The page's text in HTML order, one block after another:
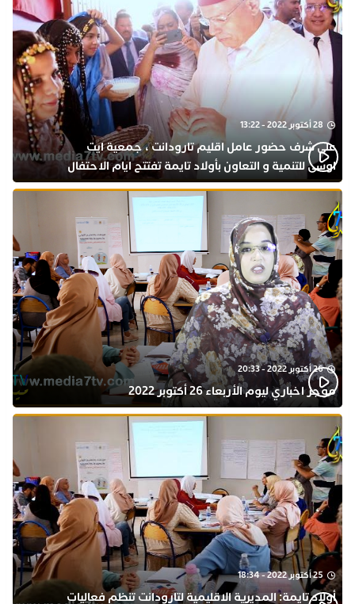
28 أكتوبر 2022 - 13:22
على شرف حضور عامل اقليم تارودانت ، جمعية ايت
اوسى للتنمية و التعاون بأولاد تايمة تفتتح ايام الاحتفال
بذكرى المولد النبوي
26 أكتوبر 2022 - 20:33
موجز اخباري ليوم الأربعاء 26 أكتوبر 2022
25 أكتوبر 2022 - 18:34
أولاد تايمة: المديرية الاقليمية لتارودانت تنظم فعاليات